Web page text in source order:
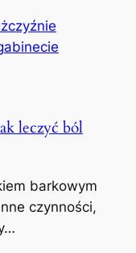
leczyć ból
barkowym
czynności,